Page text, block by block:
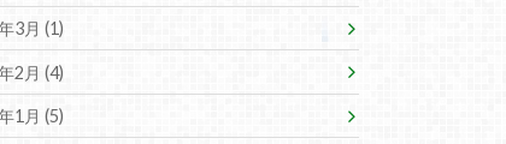
3月 (1)
2月 (4)
1月 (5)